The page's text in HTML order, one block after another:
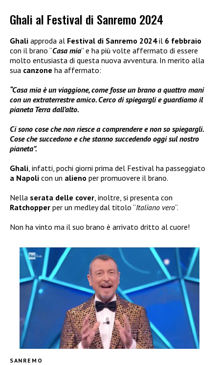
Ghali al Festival di Sanremo 2024
Ghali approda al Festival di Sanremo 2024il 6 febbraio
con il brano “Casa mia” e ha più volte affermato di essere
molto entusiasta di questa nuova avventura. In merito alla
sua canzone ha affermato:
“Casa mia è un viaggione, come fosse un brano a quattro mani
con un extraterrestre amico. Cerco di spiegargli e guardiamo il
pianeta Terra dall’alto.
Ci sono cose che non riesce a comprendere e non so spiegargli.
Cose che succedono e che stanno succedendo oggi sul nostro
pianeta”.
Ghali, infatti, pochi giorni prima del Festival ha passeggiato
a Napoli con un alieno per promuovere il brano.
Nella serata delle cover, inoltre, si presenta con
Ratchopper per un medley dal titolo “Italiano vero“.
Non ha vinto ma il suo brano è arrivato dritto al cuore!
SANREMO